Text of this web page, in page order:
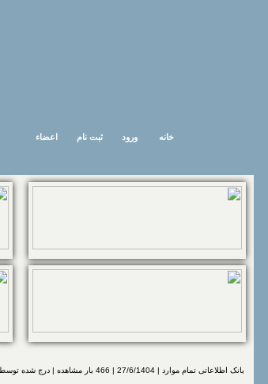
اعضاء ثبت نام ورود خانه
بانک اطلاعاتی تمام موارد | 27/6/1404 | 466 بار مشاهده | درج شده توسط